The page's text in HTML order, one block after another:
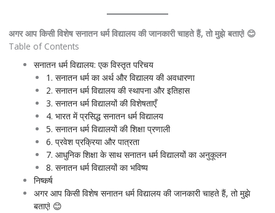
अगर आप किसी विशेष सनातन धर्म विद्यालय की जानकारी चाहते हैं, तो मुझे बताएं! 😊
Table of Contents
सनातन धर्म विद्यालय: एक विस्तृत परिचय
1. सनातन धर्म का अर्थ और विद्यालय की अवधारणा
2. सनातन धर्म विद्यालय की स्थापना और इतिहास
3. सनातन धर्म विद्यालयों की विशेषताएँ
4. भारत में प्रसिद्ध सनातन धर्म विद्यालय
5. सनातन धर्म विद्यालयों की शिक्षा प्रणाली
6. प्रवेश प्रक्रिया और पात्रता
7. आधुनिक शिक्षा के साथ सनातन धर्म विद्यालयों का अनुकूलन
8. सनातन धर्म विद्यालयों का भविष्य
निष्कर्ष
अगर आप किसी विशेष सनातन धर्म विद्यालय की जानकारी चाहते हैं, तो मुझे
बताएं! 😊